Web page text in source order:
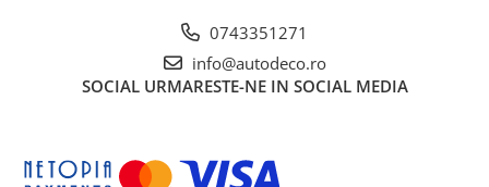
0743351271
info@autodeco.ro
SOCIAL URMARESTE-NE IN SOCIAL MEDIA